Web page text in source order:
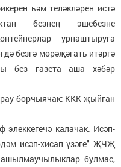
һәм теләкләрен истә
безнең эшебезне
урнаштыруга
безгә мөрәҗәгать итәргә
без газета аша хәбәр
борчыячак: ККК җыйган
элеккегечә калачак. Исәп-
исәп-хисап үзәге" ҖЧҖ
булмас,